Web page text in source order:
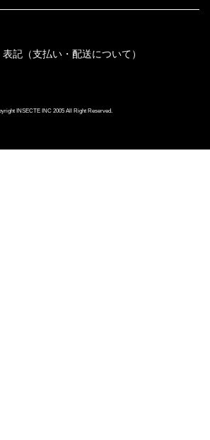
記（支払い・配送について）
INSECTE INC 2005 All Right Reserved.